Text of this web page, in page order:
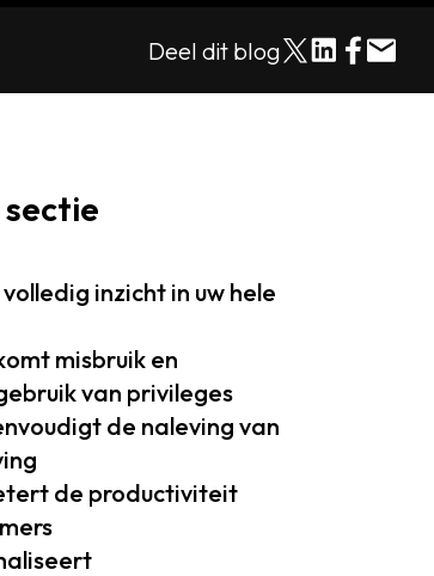
Deel dit blog
inzicht in uw hele
misbruik en
van privileges
de naleving van
de productiviteit